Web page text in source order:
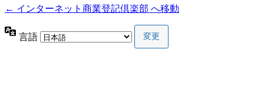
← インターネット商業登記倶楽部 へ移動
言語